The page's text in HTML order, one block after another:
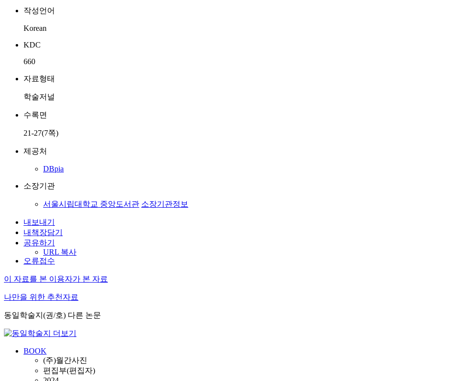
작성언어
Korean
KDC
660
자료형태
학술저널
수록면
21-27(7쪽)
제공처
DBpia
소장기관
서울시립대학교 중앙도서관 소장기관정보
내보내기
내책장담기
공유하기
URL 복사
오류접수
이 자료를 본 이용자가 본 자료
나만을 위한 추천자료
동일학술지(권/호) 다른 논문
BOOK
(주)월간사진
편집부(편집자)